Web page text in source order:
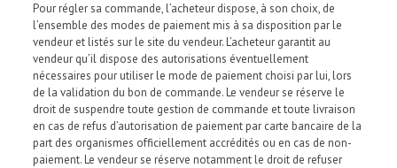
Pour régler sa commande, l’acheteur dispose, à son choix, de
l’ensemble des modes de paiement mis à sa disposition par le
vendeur et listés sur le site du vendeur. L’acheteur garantit au
vendeur qu’il dispose des autorisations éventuellement
nécessaires pour utiliser le mode de paiement choisi par lui, lors
de la validation du bon de commande. Le vendeur se réserve le
droit de suspendre toute gestion de commande et toute livraison
en cas de refus d’autorisation de paiement par carte bancaire de la
part des organismes officiellement accrédités ou en cas de non-
paiement. Le vendeur se réserve notamment le droit de refuser